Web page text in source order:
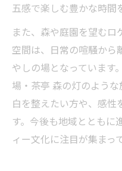
五感で楽しむ豊かな時間
また、森や庭園を望むロ
空間は、日常の喧騒から
やしの場となっています
場・茶亭 森の灯のよう
白を整えたい方や、感性
す。今後も地域とともに
ィー文化に注目が集まっ